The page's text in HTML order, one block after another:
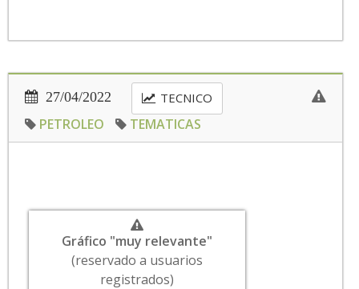
27/04/2022 TECNICO
PETROLEO TEMATICAS
Gráfico "muy relevante"
(reservado a usuarios
registrados)